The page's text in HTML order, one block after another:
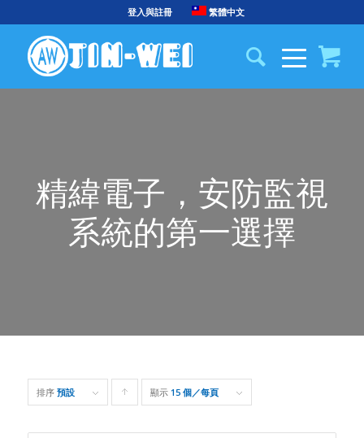
登入與註冊 繁體中文
精緯電子，安防監視
系統的第一選擇
排序 預設 Click
顯示 15 個／每頁